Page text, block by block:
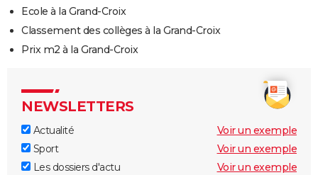
Ecole à la Grand-Croix
Classement des collèges à la Grand-Croix
Prix m2 à la Grand-Croix
NEWSLETTERS
Actualité
Voir un exemple
Sport
Voir un exemple
Les dossiers d'actu
Voir un exemple